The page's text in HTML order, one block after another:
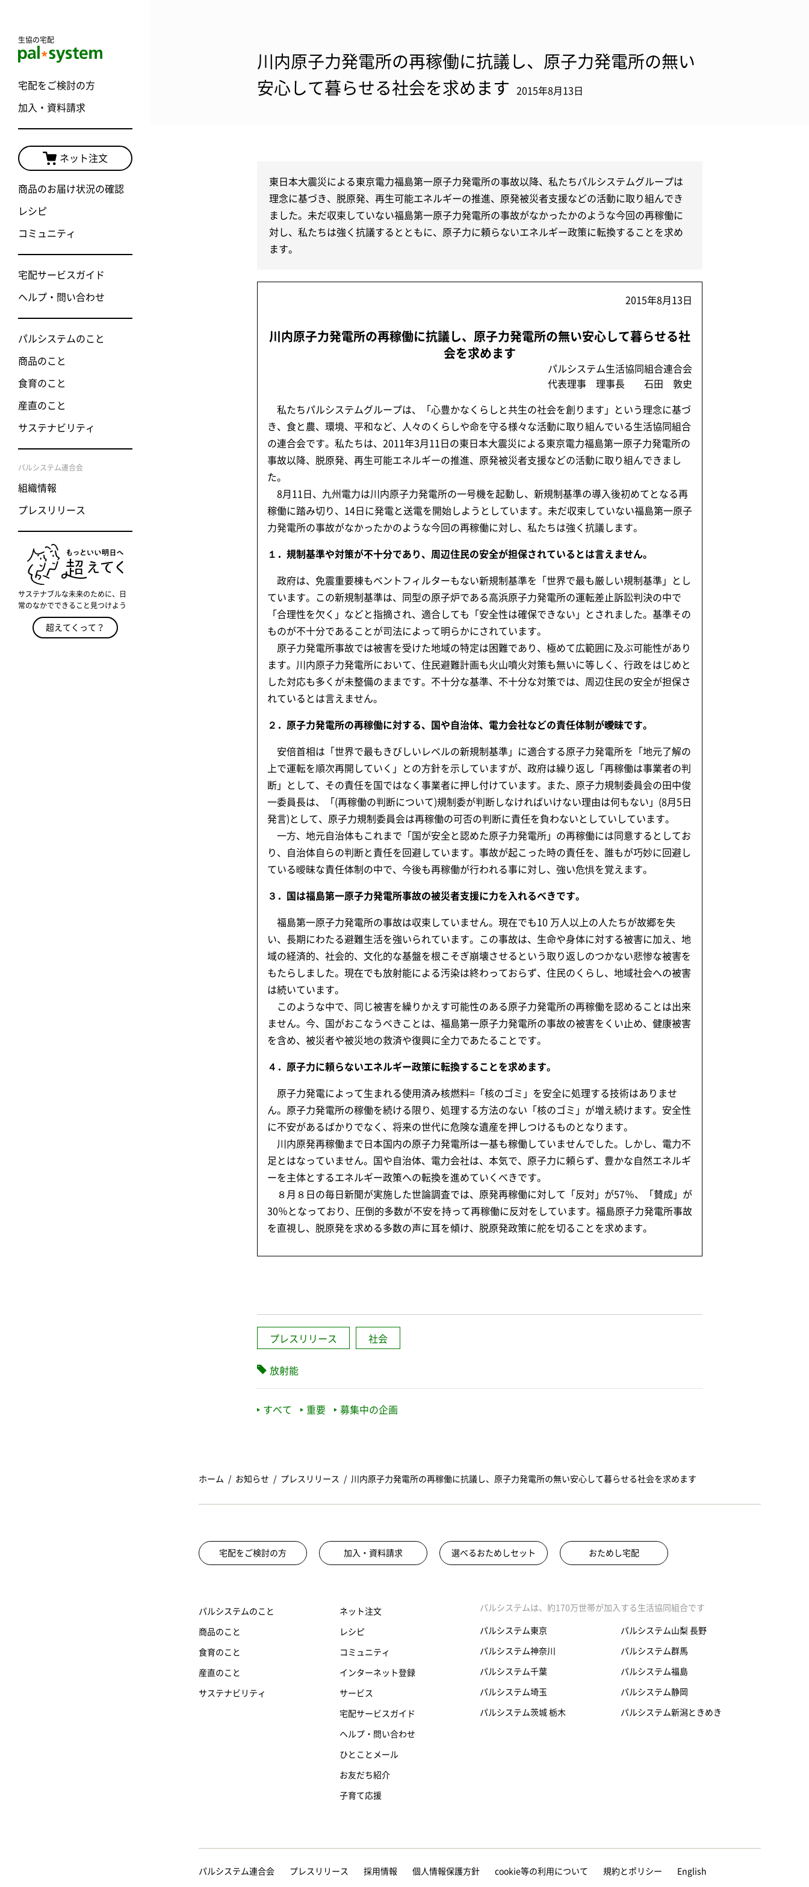
生協の宅配
宅配をご検討の方
加入・資料請求
ネット注文
商品のお届け状況の確認
レシピ
コミュニティ
宅配サービスガイド
ヘルプ・問い合わせ
パルシステムのこと
商品のこと
食育のこと
産直のこと
サステナビリティ
パルシステム連合会
組織情報
プレスリリース
サステナブルな未来のために、日
常のなかでできること見つけよう
超えてくって？
川内原子力発電所の再稼働に抗議し、原子力発電所の無い
安心して暮らせる社会を求めます
2015年8月13日
東日本大震災による東京電力福島第一原子力発電所の事故以降、私たちパルシステムグループは
理念に基づき、脱原発、再生可能エネルギーの推進、原発被災者支援などの活動に取り組んでき
ました。未だ収束していない福島第一原子力発電所の事故がなかったかのような今回の再稼働に
対し、私たちは強く抗議するとともに、原子力に頼らないエネルギー政策に転換することを求め
ます。
2015年8月13日
川内原子力発電所の再稼働に抗議し、原子力発電所の無い安心して暮らせる社
会を求めます
パルシステム生活協同組合連合会
代表理事 理事長 石田 敦史
私たちパルシステムグループは、「心豊かなくらしと共生の社会を創ります」という理念に基づ
き、食と農、環境、平和など、人々のくらしや命を守る様々な活動に取り組んでいる生活協同組合
の連合会です。私たちは、2011年3月11日の東日本大震災による東京電力福島第一原子力発電所の
事故以降、脱原発、再生可能エネルギーの推進、原発被災者支援などの活動に取り組んできまし
た。
8月11日、九州電力は川内原子力発電所の一号機を起動し、新規制基準の導入後初めてとなる再
稼働に踏み切り、14日に発電と送電を開始しようとしています。未だ収束していない福島第一原子
力発電所の事故がなかったかのような今回の再稼働に対し、私たちは強く抗議します。
１．規制基準や対策が不十分であり、周辺住民の安全が担保されているとは言えません。
政府は、免震重要棟もベントフィルターもない新規制基準を「世界で最も厳しい規制基準」とし
ています。この新規制基準は、同型の原子炉である高浜原子力発電所の運転差止訴訟判決の中で
「合理性を欠く」などと指摘され、適合しても「安全性は確保できない」とされました。基準その
ものが不十分であることが司法によって明らかにされています。
原子力発電所事故では被害を受けた地域の特定は困難であり、極めて広範囲に及ぶ可能性があり
ます。川内原子力発電所において、住民避難計画も火山噴火対策も無いに等しく、行政をはじめと
した対応も多くが未整備のままです。不十分な基準、不十分な対策では、周辺住民の安全が担保さ
れているとは言えません。
２．原子力発電所の再稼働に対する、国や自治体、電力会社などの責任体制が曖昧です。
安倍首相は「世界で最もきびしいレベルの新規制基準」に適合する原子力発電所を「地元了解の
上で運転を順次再開していく」との方針を示していますが、政府は繰り返し「再稼働は事業者の判
断」として、その責任を国ではなく事業者に押し付けています。また、原子力規制委員会の田中俊
一委員長は、「(再稼働の判断について)規制委が判断しなければいけない理由は何もない」(8月5日
発言)として、原子力規制委員会は再稼働の可否の判断に責任を負わないとしていしています。
一方、地元自治体もこれまで「国が安全と認めた原子力発電所」の再稼働には同意するとしてお
り、自治体自らの判断と責任を回避しています。事故が起こった時の責任を、誰もが巧妙に回避し
ている曖昧な責任体制の中で、今後も再稼働が行われる事に対し、強い危惧を覚えます。
３．国は福島第一原子力発電所事故の被災者支援に力を入れるべきです。
福島第一原子力発電所の事故は収束していません。現在でも10 万人以上の人たちが故郷を失
い、長期にわたる避難生活を強いられています。この事故は、生命や身体に対する被害に加え、地
域の経済的、社会的、文化的な基盤を根こそぎ崩壊させるという取り返しのつかない悲惨な被害を
もたらしました。現在でも放射能による汚染は終わっておらず、住民のくらし、地域社会への被害
は続いています。
このような中で、同じ被害を繰りかえす可能性のある原子力発電所の再稼働を認めることは出来
ません。今、国がおこなうべきことは、福島第一原子力発電所の事故の被害をくい止め、健康被害
を含め、被災者や被災地の救済や復興に全力であたることです。
４．原子力に頼らないエネルギー政策に転換することを求めます。
原子力発電によって生まれる使用済み核燃料=「核のゴミ」を安全に処理する技術はありませ
ん。原子力発電所の稼働を続ける限り、処理する方法のない「核のゴミ」が増え続けます。安全性
に不安があるばかりでなく、将来の世代に危険な遺産を押しつけるものとなります。
川内原発再稼働まで日本国内の原子力発電所は一基も稼働していませんでした。しかし、電力不
足とはなっていません。国や自治体、電力会社は、本気で、原子力に頼らず、豊かな自然エネルギ
ーを主体とするエネルギー政策への転換を進めていくべきです。
８月８日の毎日新聞が実施した世論調査では、原発再稼働に対して「反対」が57％、「賛成」が
30％となっており、圧倒的多数が不安を持って再稼働に反対をしています。福島原子力発電所事故
を直視し、脱原発を求める多数の声に耳を傾け、脱原発政策に舵を切ることを求めます。
プレスリリース 社会
放射能
すべて 重要 募集中の企画
ホーム お知らせ プレスリリース 川内原子力発電所の再稼働に抗議し、原子力発電所の無い安心して暮らせる社会を求めます
宅配をご検討の方 加入・資料請求 選べるおためしセット おためし宅配
パルシステムのこと
商品のこと
食育のこと
産直のこと
サステナビリティ
ネット注文
レシピ
コミュニティ
インターネット登録
サービス
宅配サービスガイド
ヘルプ・問い合わせ
ひとことメール
お友だち紹介
子育て応援
パルシステムは、約170万世帯が加入する生活協同組合です
パルシステム東京
パルシステム神奈川
パルシステム千葉
パルシステム埼玉
パルシステム茨城 栃木
パルシステム山梨 長野
パルシステム群馬
パルシステム福島
パルシステム静岡
パルシステム新潟ときめき
パルシステム連合会 プレスリリース 採用情報 個人情報保護方針 cookie等の利用について 規約とポリシー English